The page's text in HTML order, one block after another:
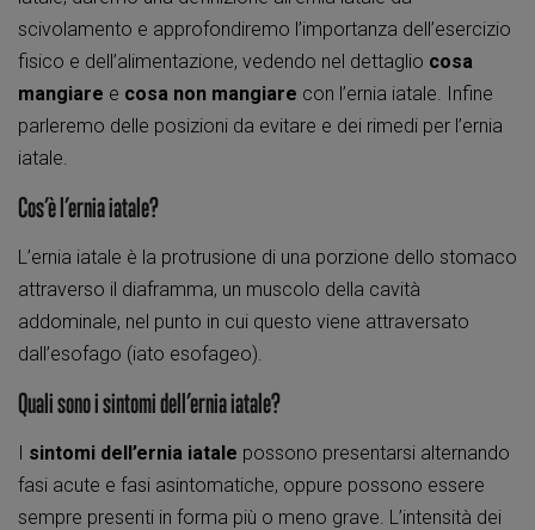
scivolamento e approfondiremo l’importanza dell’esercizio
fisico e dell’alimentazione, vedendo nel dettaglio cosa
mangiare e cosa non mangiare con l’ernia iatale. Infine
parleremo delle posizioni da evitare e dei rimedi per l’ernia
iatale.
Cos’è l’ernia iatale?
L’ernia iatale è la protrusione di una porzione dello stomaco
attraverso il diaframma, un muscolo della cavità
addominale, nel punto in cui questo viene attraversato
dall’esofago (iato esofageo).
Quali sono i sintomi dell’ernia iatale?
I sintomi dell’ernia iatale possono presentarsi alternando
fasi acute e fasi asintomatiche, oppure possono essere
sempre presenti in forma più o meno grave. L’intensità dei